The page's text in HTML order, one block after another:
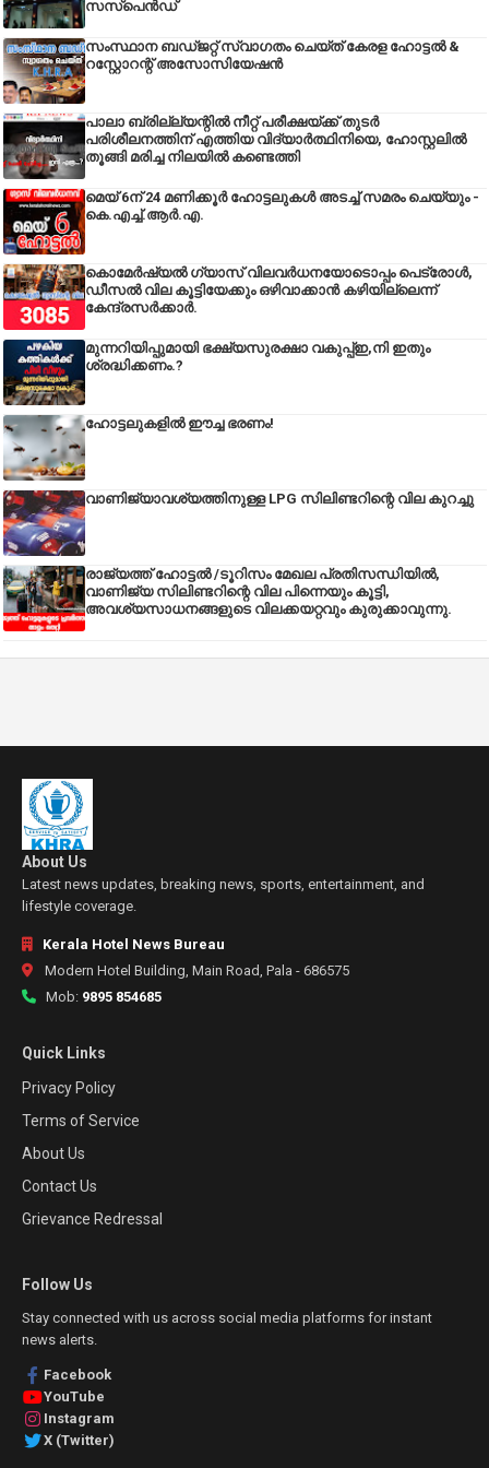
സസ്പെൻഡ്
സംസ്ഥാന ബഡ്‌ജറ്റ് സ്വാഗതം ചെയ്ത് കേരള ഹോട്ടൽ &
റസ്റ്റോറന്റ് അസോസിയേഷൻ
പാലാ ബ്രില്ല്യന്റിൽ നീറ്റ് പരീക്ഷയ്ക്ക് തുടർ
പരിശീലനത്തിന് എത്തിയ വിദ്യാർത്ഥിനിയെ, ഹോസ്റ്റലിൽ
തൂങ്ങി മരിച്ച നിലയിൽ കണ്ടെത്തി
മെയ് 6ന് 24 മണിക്കൂർ ഹോട്ടലുകൾ അടച്ച് സമരം ചെയ്യും -
കെ.എച്ച്.ആർ.എ.
കൊമേർഷ്യൽ ഗ്യാസ് വിലവർധനയോടൊപ്പം പെട്രോൾ,
ഡീസല്‍ വില കൂട്ടിയേക്കും ഒഴിവാക്കാന്‍ കഴിയില്ലെന്ന്
കേന്ദ്രസര്‍ക്കാര്‍.
മുന്നറിയിപ്പുമായി ഭക്ഷ്യസുരക്ഷാ വകുപ്പ്ഇ,നി ഇതും
ശ്രദ്ധിക്കണം.?
ഹോട്ടലുകളിൽ ഈച്ച ഭരണം!
വാണിജ്യാവശ്യത്തിനുള്ള LPG സിലിണ്ടറിന്റെ വില കുറച്ചു
രാജ്യത്ത് ഹോട്ടൽ /ടൂറിസം മേഖല പ്രതിസന്ധിയിൽ,
വാണിജ്യ സിലിണ്ടറിന്റെ വില പിന്നെയും കൂട്ടി,
അവശ്യസാധനങ്ങളുടെ വിലക്കയറ്റവും കുരുക്കാവുന്നു.
About Us
Latest news updates, breaking news, sports, entertainment, and
lifestyle coverage.
Kerala Hotel News Bureau
Modern Hotel Building, Main Road, Pala - 686575
Mob: 9895 854685
Quick Links
Privacy Policy
Terms of Service
About Us
Contact Us
Grievance Redressal
Follow Us
Stay connected with us across social media platforms for instant
news alerts.
Facebook
YouTube
Instagram
X (Twitter)